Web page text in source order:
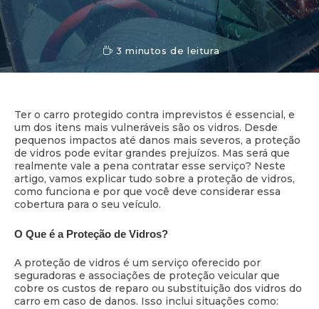
3 minutos de leitura
Ter o carro protegido contra imprevistos é essencial, e
um dos itens mais vulneráveis são os vidros. Desde
pequenos impactos até danos mais severos, a proteção
de vidros pode evitar grandes prejuízos. Mas será que
realmente vale a pena contratar esse serviço? Neste
artigo, vamos explicar tudo sobre a proteção de vidros,
como funciona e por que você deve considerar essa
cobertura para o seu veículo.
O Que é a Proteção de Vidros?
A proteção de vidros é um serviço oferecido por
seguradoras e associações de proteção veicular que
cobre os custos de reparo ou substituição dos vidros do
carro em caso de danos. Isso inclui situações como: